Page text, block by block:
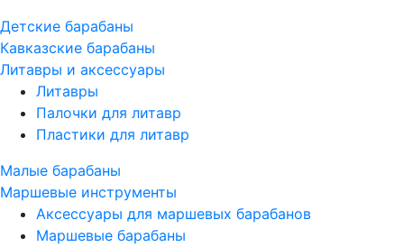
Детские барабаны
Кавказские барабаны
Литавры и аксессуары
Литавры
Палочки для литавр
Пластики для литавр
Малые барабаны
Маршевые инструменты
Аксессуары для маршевых барабанов
Маршевые барабаны